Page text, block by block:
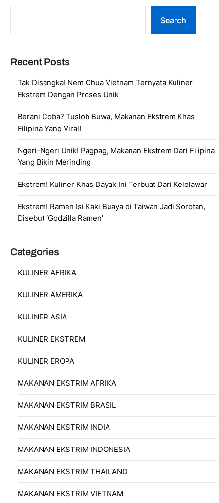
Search
Recent Posts
Tak Disangka! Nem Chua Vietnam Ternyata Kuliner
Ekstrem Dengan Proses Unik
Berani Coba? Tuslob Buwa, Makanan Ekstrem Khas
Filipina Yang Viral!
Ngeri-Ngeri Unik! Pagpag, Makanan Ekstrem Dari Filipina
Yang Bikin Merinding
Ekstrem! Kuliner Khas Dayak Ini Terbuat Dari Kelelawar
Ekstrem! Ramen Isi Kaki Buaya di Taiwan Jadi Sorotan,
Disebut ‘Godzilla Ramen’
Categories
KULINER AFRIKA
KULINER AMERIKA
KULINER ASIA
KULINER EKSTREM
KULINER EROPA
MAKANAN EKSTRIM AFRIKA
MAKANAN EKSTRIM BRASIL
MAKANAN EKSTRIM INDIA
MAKANAN EKSTRIM INDONESIA
MAKANAN EKSTRIM THAILAND
MAKANAN EKSTRIM VIETNAM